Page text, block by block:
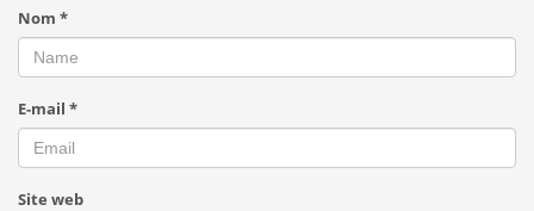
Nom *
E-mail *
Site web